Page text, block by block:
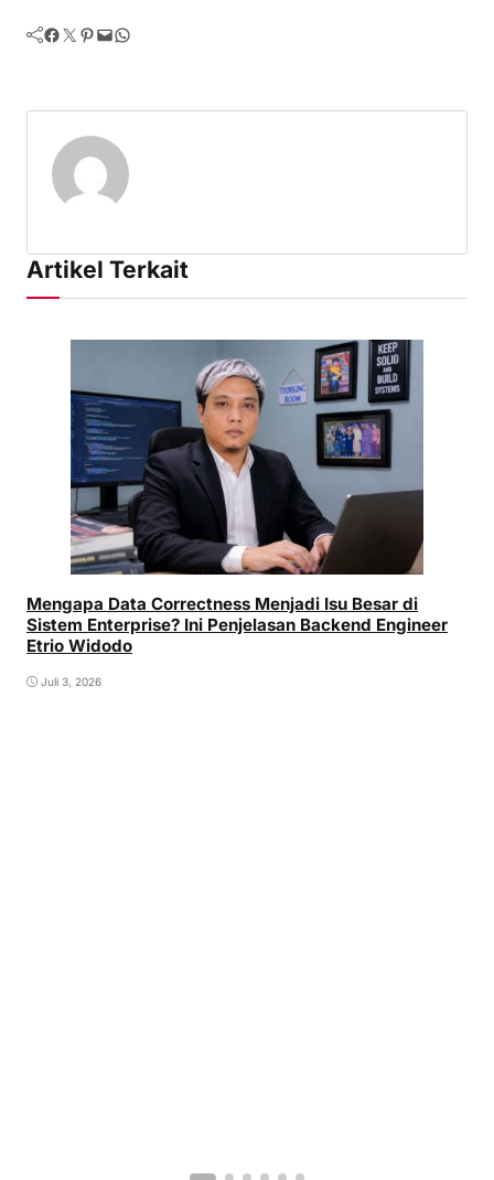
Facebook Twitter Pinterest Mail WhatsApp
Artikel Terkait
Mengapa Data Correctness Menjadi Isu Besar di
Sistem Enterprise? Ini Penjelasan Backend Engineer
Etrio Widodo
Juli 3, 2026